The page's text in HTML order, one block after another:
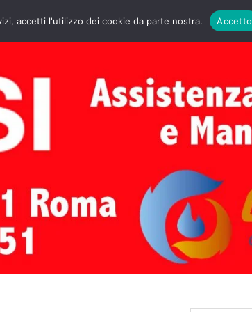
CONTATTI ASSISTENZA CALDAIE BIASI
accetti l'utilizzo dei cookie da parte nostra. Accetto